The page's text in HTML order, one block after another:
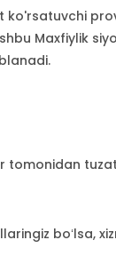
Maxfiylik
boʻlsa,